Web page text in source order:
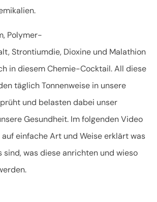
Polymer-
Strontiumdie, Dioxine und Malathion
in diesem Chemie-Cocktail. All diese
täglich Tonnenweise in unsere
und belasten dabei unser
Gesundheit. Im folgenden Video
einfache Art und Weise erklärt was
sind, was diese anrichten und wieso